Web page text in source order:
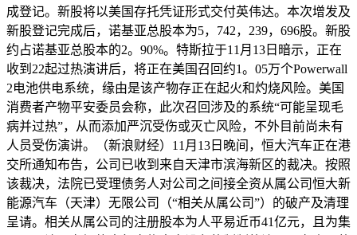
成登记。新股将以美国存托凭证形式交付英伟达。本次增发及
新股登记完成后，诺基亚总股本为5，742，239，696股。新股
约占诺基亚总股本的2。90%。特斯拉于11月13日暗示，正在
收到22起过热演讲后，将正在美国召回约1。05万个Powerwall
2电池供电系统，缘由是该产物存正在起火和灼烧风险。美国
消费者产物平安委员会称，此次召回涉及的系统“可能呈现毛
病并过热”，从而添加严沉受伤或灭亡风险，不外目前尚未有
人员受伤演讲。（新浪财经）11月13日晚间，恒大汽车正在港
交所通知布告，公司已收到来自天津市滨海新区的裁决。按照
该裁决，法院已受理债务人对公司之间接全资从属公司恒大新
能源汽车（天津）无限公司（“相关从属公司”）的破产及清理
呈请。相关从属公司的注册股本为人平易近币41亿元，且为集